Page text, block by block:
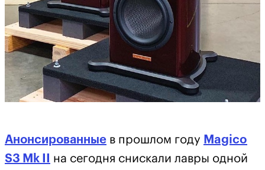
Анонсированные в прошлом году Magico
S3 Mk II
на сегодня снискали лавры одной